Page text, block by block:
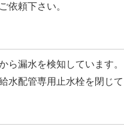
依頼下さい。
ら漏水を検知しています。
水配管専用止水栓を閉じ